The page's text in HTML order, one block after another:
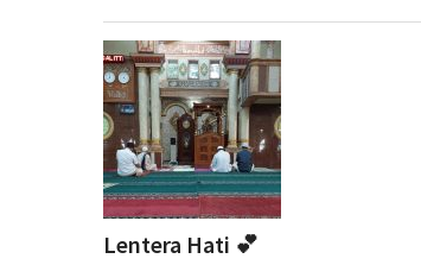
Lentera Hati 💕